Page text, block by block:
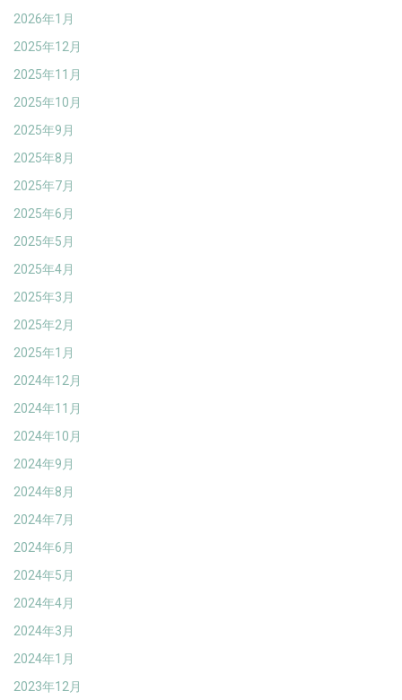
2026年1月
2025年12月
2025年11月
2025年10月
2025年9月
2025年8月
2025年7月
2025年6月
2025年5月
2025年4月
2025年3月
2025年2月
2025年1月
2024年12月
2024年11月
2024年10月
2024年9月
2024年8月
2024年7月
2024年6月
2024年5月
2024年4月
2024年3月
2024年1月
2023年12月